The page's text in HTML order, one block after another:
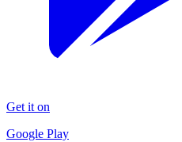
Get it on
Google Play